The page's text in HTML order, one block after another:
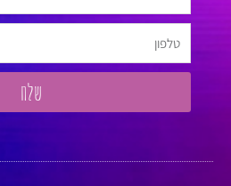
טלפון
שלח